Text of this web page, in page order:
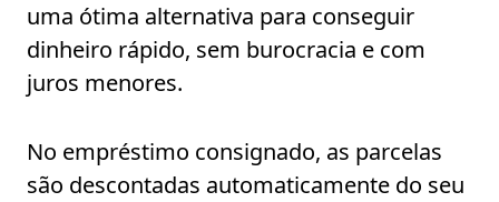
uma ótima alternativa para conseguir
dinheiro rápido, sem burocracia e com
juros menores.
No empréstimo consignado, as parcelas
são descontadas automaticamente do seu